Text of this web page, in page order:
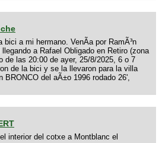
bici a mi hermano. VenÃ­a por RamÃ³n
a Rafael Obligado en Retiro (zona
de las 20:00 de ayer, 25/8/2025, 6 o 7
de la bici y se la llevaron para la villa
BRONCO del aÃ±o 1996 rodado 26',
interior del cotxe a Montblanc el